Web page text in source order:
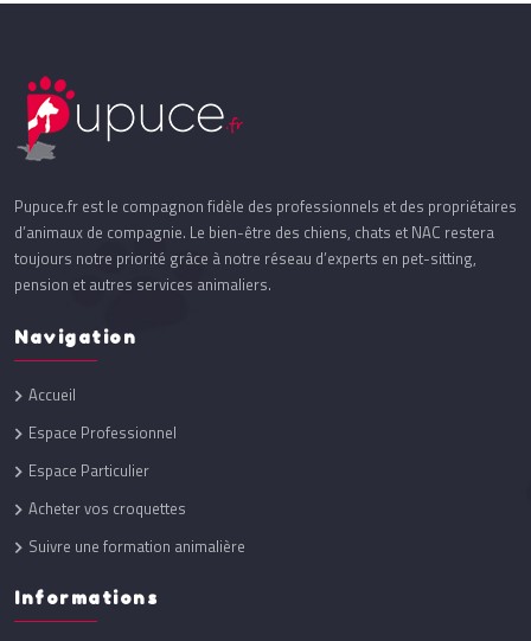
Pupuce.fr est le compagnon fidèle des professionnels et des propriétaires
d’animaux de compagnie. Le bien-être des chiens, chats et NAC restera
toujours notre priorité grâce à notre réseau d’experts en pet-sitting,
pension et autres services animaliers.
Navigation
Accueil
Espace Professionnel
Espace Particulier
Acheter vos croquettes
Suivre une formation animalière
Informations